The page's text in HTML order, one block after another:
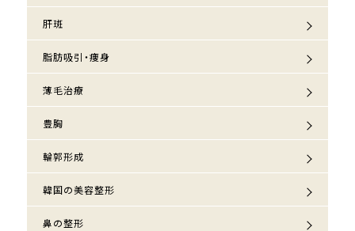
肝斑
脂肪吸引・痩身
薄毛治療
豊胸
輪郭形成
韓国の美容整形
鼻の整形